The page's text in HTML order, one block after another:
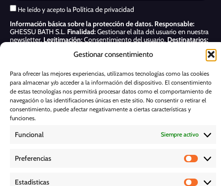
Gestionar consentimiento
Para ofrecer las mejores experiencias, utilizamos tecnologías como las cookies
para almacenar y/o acceder a la información del dispositivo. El consentimiento
de estas tecnologías nos permitirá procesar datos como el comportamiento de
navegación o las identificaciones únicas en este sitio. No consentir o retirar el
consentimiento, puede afectar negativamente a ciertas características y
funciones.
Funcional Siempre activo
Preferencias
Estadísticas
He leído y acepto la Política de privacidad
Información básica sobre la protección de datos. Responsable:
GHESSU BATH S.L. Finalidad:Gestionar el alta del usuario en nuestra
newsletter. Legitimación:Consentimiento del usuario. Destinatarios:
Acceder, rectificar y suprimir, así como otros derechos, como se indica
Suscribirme
POLÍTICA DE COOKIES